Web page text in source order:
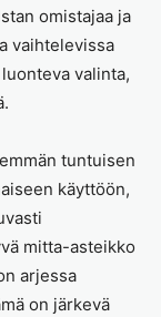
omistajaa ja
vaihtelevissa
valinta,
tuntuisen
käyttöön,
mitta-asteikko
arjessa
on järkevä